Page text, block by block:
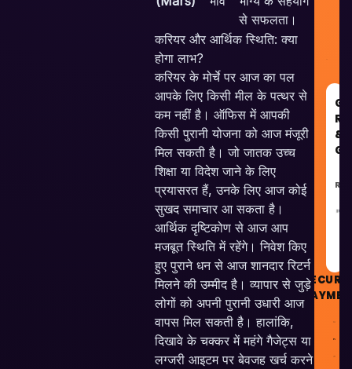
से सफलता।
करियर और आर्थिक स्थिति: क्या
होगा लाभ?
करियर के मोर्चे पर आज का पल
आपके लिए किसी मील के पत्थर से
कम नहीं है। ऑफिस में आपकी
किसी पुरानी योजना को आज मंजूरी
मिल सकती है। जो जातक उच्च
शिक्षा या विदेश जाने के लिए
प्रयासरत हैं, उनके लिए आज कोई
सुखद समाचार आ सकता है।
आर्थिक दृष्टिकोण से आज आप
मजबूत स्थिति में रहेंगे। निवेश किए
हुए पुराने धन से आज शानदार रिटर्न
मिलने की उम्मीद है। व्यापार से जुड़े
लोगों को अपनी पुरानी उधारी आज
वापस मिल सकती है। हालांकि,
दिखावे के चक्कर में महंगे गैजेट्स या
लग्जरी आइटम पर बेवजह खर्च करने
&
SECURE